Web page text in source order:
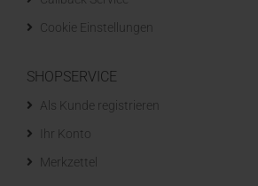
Cookie Einstellungen
SHOPSERVICE
Als Kunde registrieren
Ihr Konto
Merkzettel